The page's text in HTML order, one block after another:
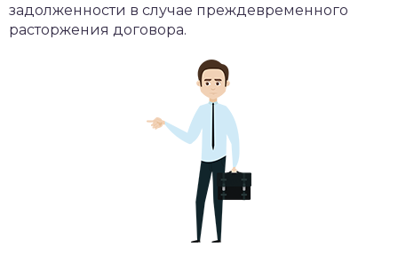
задолженности в случае преждевременного
расторжения договора.